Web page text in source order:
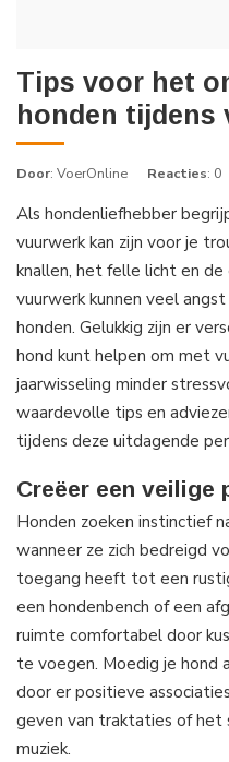
Tips voor het
honden tijdens
Door: VoerOnline Reacties: 0
Als hondenliefhebber
vuurwerk kan zijn voor je
knallen, het felle licht en de
vuurwerk kunnen veel
honden. Gelukkig zijn er
hond kunt helpen om met
jaarwisseling minder
waardevolle tips en
tijdens deze uitdagende
Creëer een veilige
Honden zoeken instinctief
wanneer ze zich bedreigd
toegang heeft tot een
een hondenbench of een
ruimte comfortabel door
te voegen. Moedig je hond
door er positieve
geven van traktaties of het
muziek.